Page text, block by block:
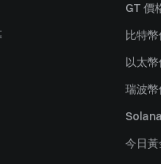
GT 價
比特
以太
瑞波幣
今日